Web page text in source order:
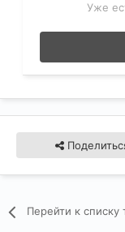
Уже
Перейти к списку